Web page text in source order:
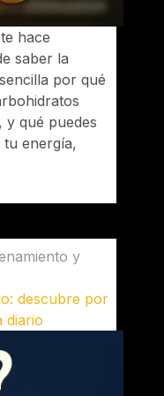
hace
saber la
por qué
y qué puedes
energía,
y
descubre por
diario